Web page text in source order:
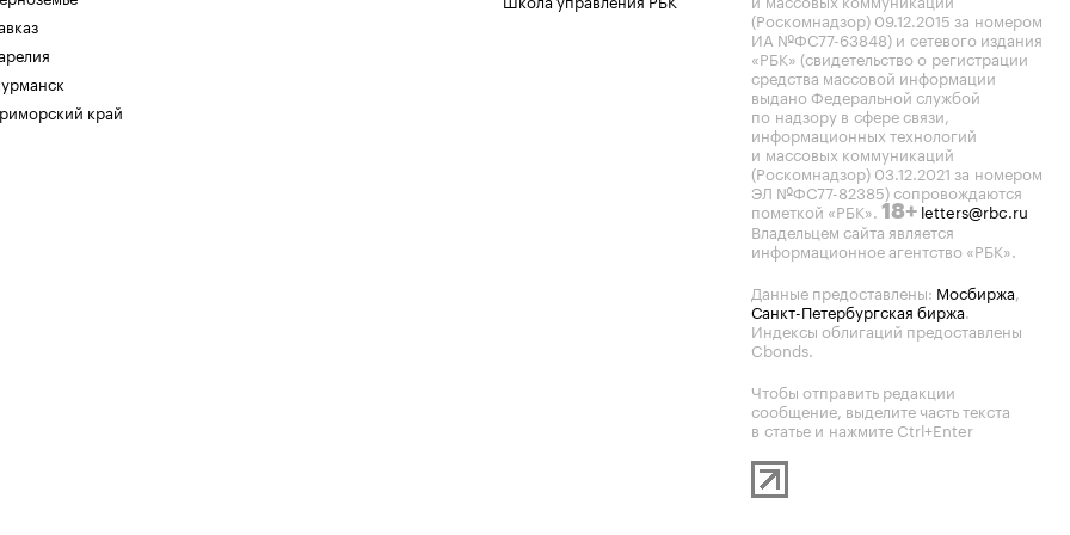
край
(Роскомнадзор) 09.12.2015 за номером
ИА №ФС77-63848) и сетевого издания
«РБК» (свидетельство о регистрации
средства массовой информации
выдано Федеральной службой
по надзору в сфере связи,
информационных технологий
и массовых коммуникаций
(Роскомнадзор) 03.12.2021 за номером
ЭЛ №ФС77-82385) сопровождаются
пометкой «РБК». 18+ letters@rbc.ru
Владельцем сайта является
информационное агентство «РБК».
Данные предоставлены: Мосбиржа,
Санкт-Петербургская биржа.
Индексы облигаций предоставлены
Cbonds.
Чтобы отправить редакции
сообщение, выделите часть текста
в статье и нажмите Ctrl+Enter